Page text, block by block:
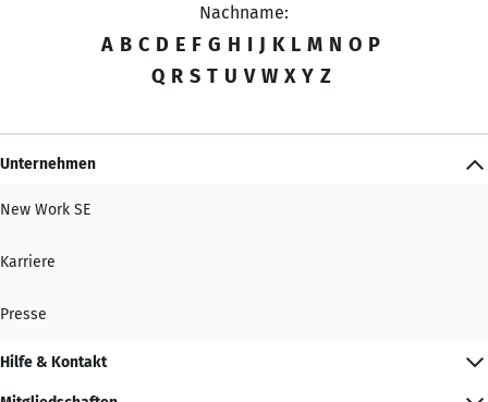
Nachname:
A B C D E F G H I J K L M N O P
Q R S T U V W X Y Z
Unternehmen
New Work SE
Karriere
Presse
Hilfe & Kontakt